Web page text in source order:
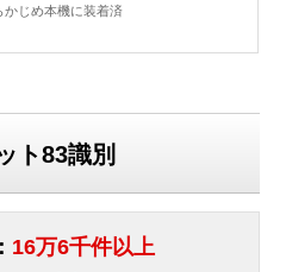
じめ本機に装着済
ト83識別
16万6千件以上